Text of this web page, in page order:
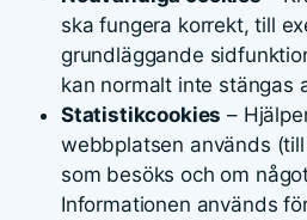
ska fungera korrekt, till
grundläggande
kan normalt inte stängas
Statistikcookies –
webbplatsen används
som besöks och om
Informationen används